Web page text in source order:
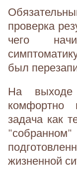
проверка
чего
был
На
задача как
жизненной